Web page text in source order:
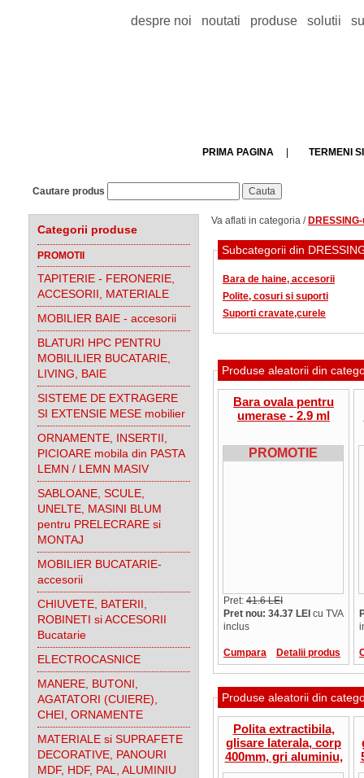
despre noi noutati produse solutii
PRIMA PAGINA TERMENI
Cautare produs
Categorii produse
PROMOTII
TAPITERIE - FERONERIE,
ACCESORII, MATERIALE
MOBILIER BAIE - accesorii
BLATURI HPC PENTRU
MOBILILIER BUCATARIE,
LIVING, BAIE
SISTEME DE EXTRAGERE
SI EXTENSIE MESE mobilier
ORNAMENTE, INSERTII,
PICIOARE mobila din PASTA
LEMN / LEMN MASIV
SABLOANE, SCULE,
UNELTE, MASINI BLUM
pentru PRELECRARE si
MONTAJ
MOBILIER BUCATARIE-
accesorii
CHIUVETE, BATERII,
ROBINETI si ACCESORII
Bucatarie
ELECTROCASNICE
MANERE, BUTONI,
AGATATORI (CUIERE),
CHEI, ORNAMENTE
MATERIALE si SUPRAFETE
DECORATIVE, PANOURI
MDF, HDF, PAL, ALUMINIU
Va aflati in categoria /
Bara de haine, accesorii
Polite, cosuri si suporti
Suporti cravate,curele
Produse aleatorii din
Bara ovala pentru
umerase - 2.9 ml
PROMOTIE
Pret: 41.6 LEI
Pret nou: 34.37 LEI cu TVA
inclus
Cumpara Detalii produs
Produse aleatorii din
Polita extractibila,
glisare laterala, corp
400mm, gri aluminiu,
Sistem ROLLER,